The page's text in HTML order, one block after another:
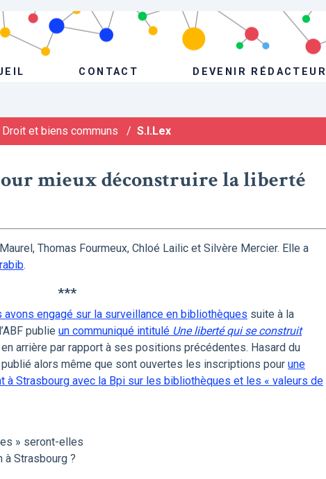
CONTACT DEVENIR RÉDACTEUR
Droit et biens communs / S.I.Lex
mieux déconstruire la liberté
Thomas Fourmeux, Chloé Lailic et Silvère Mercier. Elle a
.
***
avons engagé sur la surveillance en bibliothèques suite à la
publie un communiqué intitulé Une liberté qui se construit
arrière par rapport à ses positions précédentes. Hasard du
alors même que sont ouvertes les inscriptions pour une
à Strasbourg avec la Bpi sur les bibliothèques et les « valeurs de
» seront-elles
à Strasbourg ?